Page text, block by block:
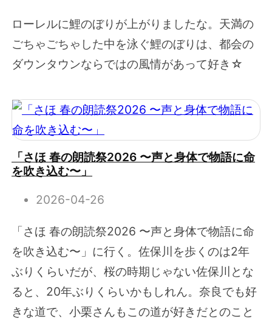
ローレルに鯉のぼりが上がりましたな。天満の
ごちゃごちゃした中を泳ぐ鯉のぼりは、都会の
ダウンタウンならではの風情があって好き☆
「さほ 春の朗読祭2026 〜声と身体で物語に命
を吹き込む〜」
2026-04-26
「さほ 春の朗読祭2026 〜声と身体で物語に命
を吹き込む〜」に行く。佐保川を歩くのは2年
ぶりくらいだが、桜の時期じゃない佐保川とな
ると、20年ぶりくらいかもしれん。奈良でも好
きな道で、小栗さんもこの道が好きだとのこと